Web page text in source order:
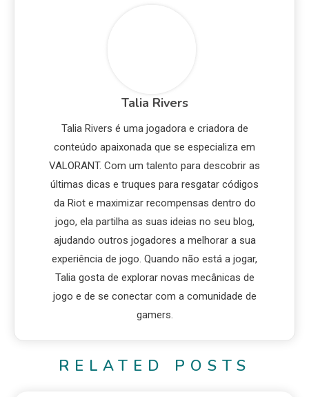
Talia Rivers
Talia Rivers é uma jogadora e criadora de
conteúdo apaixonada que se especializa em
VALORANT. Com um talento para descobrir as
últimas dicas e truques para resgatar códigos
da Riot e maximizar recompensas dentro do
jogo, ela partilha as suas ideias no seu blog,
ajudando outros jogadores a melhorar a sua
experiência de jogo. Quando não está a jogar,
Talia gosta de explorar novas mecânicas de
jogo e de se conectar com a comunidade de
gamers.
RELATED POSTS